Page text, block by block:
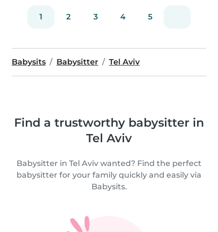
1 2 3 4 5
Babysits Babysitter Tel Aviv
Find a trustworthy babysitter in
Tel Aviv
Babysitter in Tel Aviv wanted? Find the perfect
babysitter for your family quickly and easily via
Babysits.